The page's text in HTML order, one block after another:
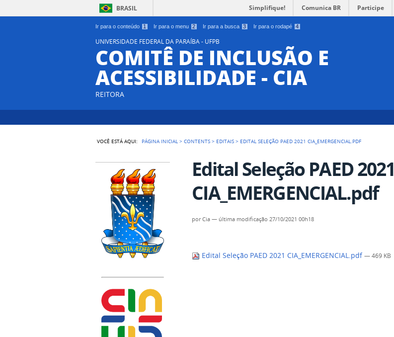
Ir para o conteúdo 1 Ir para o menu 2 Ir para a busca 3 Ir para o rodapé 4
BRASIL Simplifique! Comunica BR Participe
UNIVERSIDADE FEDERAL DA PARAÍBA - UFPB
COMITÊ DE INCLUSÃO E
ACESSIBILIDADE - CIA
REITORA
VOCÊ ESTÁ AQUI: PÁGINA INICIAL >CONTENTS > EDITAIS > EDITAL SELEÇÃO PAED 2021 CIA_EMERGENCIAL.PDF
Edital Seleção PAED 2021
CIA_EMERGENCIAL.pdf
porCia — última modificação 27/10/2021 00h18
Edital Seleção PAED 2021 CIA_EMERGENCIAL.pdf— 469 KB